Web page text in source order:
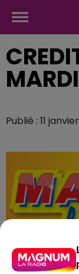
Publié : 11